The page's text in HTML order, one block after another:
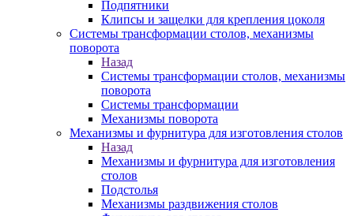
Подпятники
Клипсы и защелки для крепления цоколя
Системы трансформации столов, механизмы
поворота
Назад
Системы трансформации столов, механизмы
поворота
Системы трансформации
Механизмы поворота
Механизмы и фурнитура для изготовления столов
Назад
Механизмы и фурнитура для изготовления
столов
Подстолья
Механизмы раздвижения столов